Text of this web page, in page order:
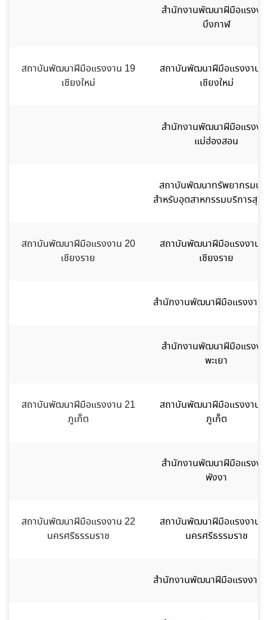
สำนักงานพัฒนาฝีมือแรงง
บึงกาฬ
สถาบันพัฒนาฝีมือแรงงาน 19
เชียงใหม่
สถาบันพัฒนาฝีมือแรงงาน
เชียงใหม่
สำนักงานพัฒนาฝีมือแรงง
แม่ฮ่องสอน
สถาบันพัฒนาทรัพยากรมนุ
สำหรับอุตสาหกรรมบริการสุข
สถาบันพัฒนาฝีมือแรงงาน 20
เชียงราย
สถาบันพัฒนาฝีมือแรงงาน
เชียงราย
สำนักงานพัฒนาฝีมือแรงงาน
สำนักงานพัฒนาฝีมือแรงง
พะเยา
สถาบันพัฒนาฝีมือแรงงาน 21
ภูเก็ต
สถาบันพัฒนาฝีมือแรงงาน
ภูเก็ต
สำนักงานพัฒนาฝีมือแรงง
พังงา
สถาบันพัฒนาฝีมือแรงงาน 22
นครศรีธรรมราช
สถาบันพัฒนาฝีมือแรงงาน
นครศรีธรรมราช
สำนักงานพัฒนาฝีมือแรงงาน